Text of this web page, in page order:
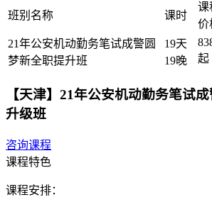
班别名称 课时
课
价
21年公安机动勤务笔试成警圆
梦新全职提升班
19天
19晚
起
【天津】21年公安机动勤务笔试
升级班
咨询课程
课程特色
课程安排：